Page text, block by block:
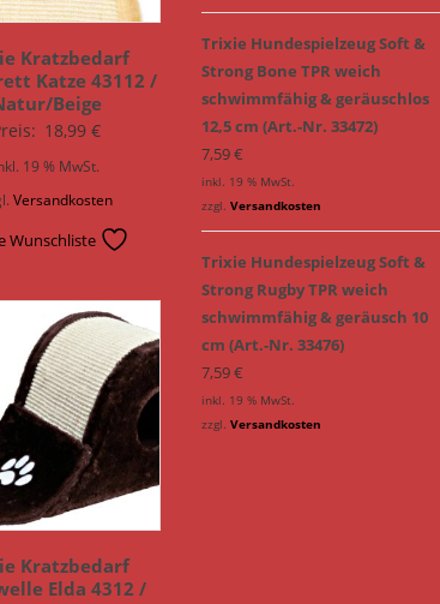
Kratzbedarf
Katze 43112 /
Beige
18,99€
19 % MwSt.
Versandkosten
Wunschliste
Kratzbedarf
Elda 4312 /
Trixie Hundespielzeug Soft &
Strong Bone TPR weich
schwimmfähig & geräuschlos
12,5 cm (Art.-Nr. 33472)
7,59€
inkl. 19 % MwSt.
zzgl. Versandkosten
Trixie Hundespielzeug Soft &
Strong Rugby TPR weich
schwimmfähig & geräusch 10
cm (Art.-Nr. 33476)
7,59€
inkl. 19 % MwSt.
zzgl. Versandkosten